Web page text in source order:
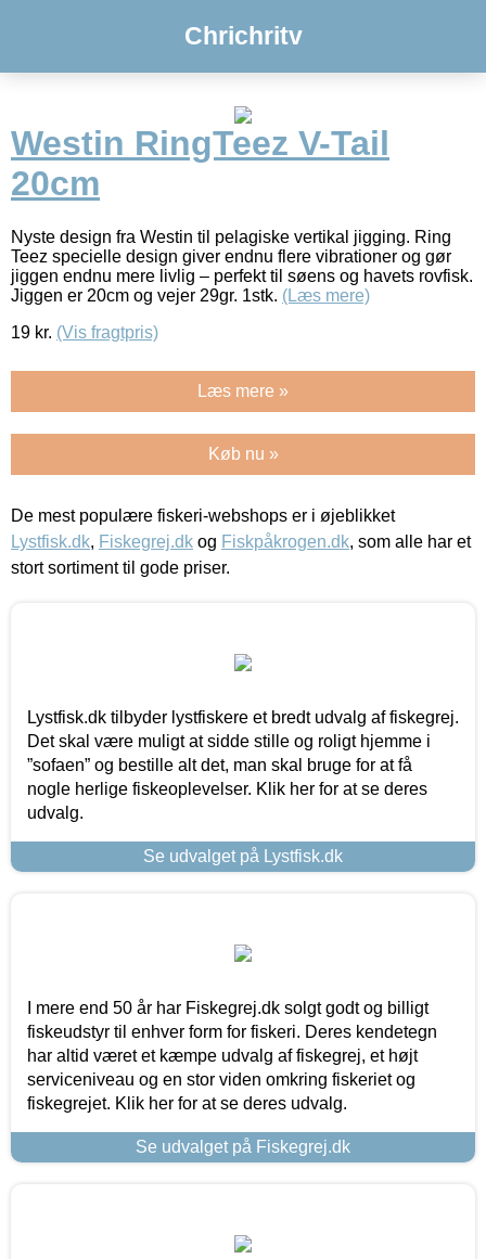
Chrichritv
Westin RingTeez V-Tail
20cm
Nyste design fra Westin til pelagiske vertikal jigging. Ring
Teez specielle design giver endnu flere vibrationer og gør
jiggen endnu mere livlig – perfekt til søens og havets rovfisk.
Jiggen er 20cm og vejer 29gr. 1stk. (Læs mere)
19 kr. (Vis fragtpris)
Læs mere »
Køb nu »
De mest populære fiskeri-webshops er i øjeblikket
Lystfisk.dk, Fiskegrej.dk og Fiskpåkrogen.dk, som alle har et
stort sortiment til gode priser.
Lystfisk.dk tilbyder lystfiskere et bredt udvalg af fiskegrej.
Det skal være muligt at sidde stille og roligt hjemme i
”sofaen” og bestille alt det, man skal bruge for at få
nogle herlige fiskeoplevelser. Klik her for at se deres
udvalg.
Se udvalget på Lystfisk.dk
I mere end 50 år har Fiskegrej.dk solgt godt og billigt
fiskeudstyr til enhver form for fiskeri. Deres kendetegn
har altid været et kæmpe udvalg af fiskegrej, et højt
serviceniveau og en stor viden omkring fiskeriet og
fiskegrejet. Klik her for at se deres udvalg.
Se udvalget på Fiskegrej.dk